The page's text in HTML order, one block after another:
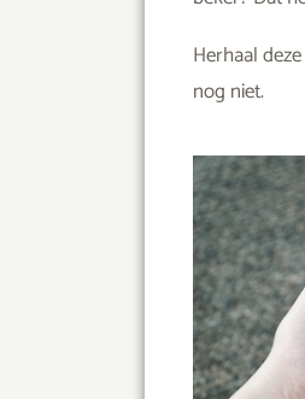
Herhaal
nog niet.